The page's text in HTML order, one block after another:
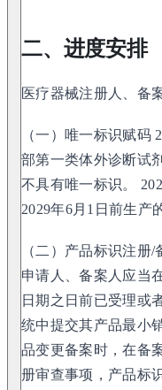
二、进度安排
医疗器械注册人、备
（一）唯一标识赋码
部第一类体外诊断试
不具有唯一标识。
2029年6月1日前生产
（二）产品标识注
申请人、备案人应当
日期之日前已受理或
统中提交其产品最小
品变更备案时，在备
册审查事项，产品标